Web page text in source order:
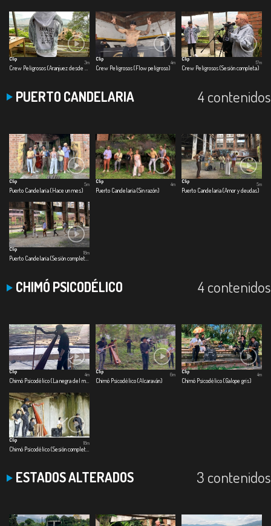
Clip
3m
Clip
Crew Peligrosos (Flow peligroso)
4m
Clip
Crew Peligrosos (Sesión completa)
17m
PUERTO CANDELARIA 4 contenidos
Clip
Puerto Candelaria (Hace un mes)
5m
Clip
Puerto Candelaria (Sin razón)
4m
Clip
Puerto Candelaria (Amor y deudas)
5m
Clip
18m
CHIMÓ PSICODÉLICO 4 contenidos
Clip
4m
Clip
Chimó Psicodélico (Alcaraván)
6m
Clip
Chimó Psicodélico (Galope gris)
4m
Clip
18m
ESTADOS ALTERADOS 3 contenidos